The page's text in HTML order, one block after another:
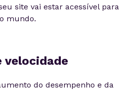
site vai estar acessível para
mundo.
velocidade
do desempenho e da